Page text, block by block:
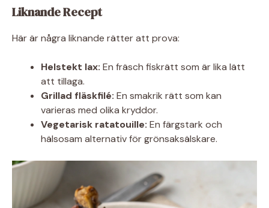
Liknande Recept
Här är några liknande rätter att prova:
Helstekt lax: En fräsch fiskrätt som är lika lätt
att tillaga.
Grillad fläskfilé: En smakrik rätt som kan
varieras med olika kryddor.
Vegetarisk ratatouille: En färgstark och
hälsosam alternativ för grönsaksälskare.